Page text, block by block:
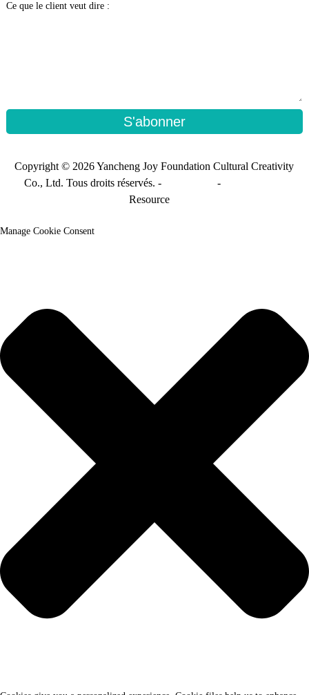
Ce que le client veut dire :
S'abonner
Copyright © 2026 Yancheng Joy Foundation Cultural Creativity
Co., Ltd. Tous droits réservés. -
-
Resource
Manage Cookie Consent